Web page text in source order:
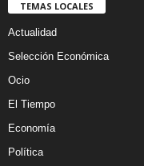
TEMAS LOCALES
Actualidad
Selección Económica
Ocio
El Tiempo
Economía
Política